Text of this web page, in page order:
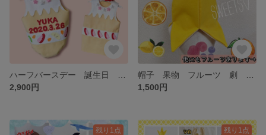
2,900円
1,500円
残り1点 残り1点